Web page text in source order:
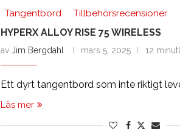
Tangentbord Tillbehörsrecensioner
HYPERX ALLOY RISE 75 WIRELESS
av Jim Bergdahl mars 5, 2025 12
Ett dyrt tangentbord som inte riktigt
Läs mer